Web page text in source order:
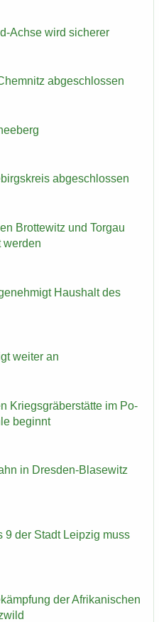
Achse wird si­che­rer
ab­ge­schlos­sen
ab­ge­schlos­sen
Brot­te­witz und Tor­gau
wer­den
Haus­halt des
wei­ter an
Kriegs­grä­ber­stät­te im Po­
be­ginnt
in Dresden-​Blasewitz
9 der Stadt Leip­zig muss
der Afri­ka­ni­schen